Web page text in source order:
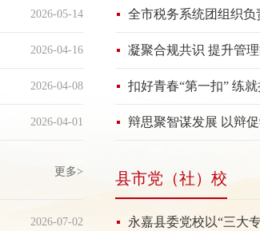
2026-05-14
2026-04-16
2026-04-08
2026-04-01
全市税务系统团组织
凝聚合规共识 提升管
扣好青春“第一扣” 练
辩思聚智谋发展 以辩
更多>
2026-07-02
县市党（社）校
永嘉县委党校以“三大